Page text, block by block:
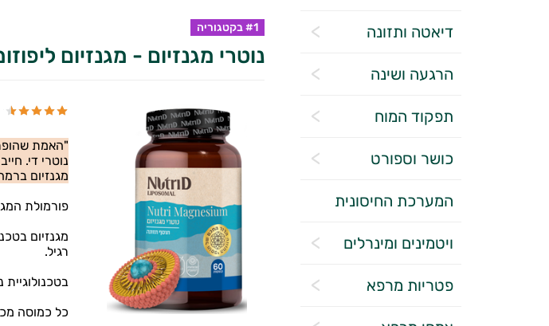
דיאטה ותזונה
הרגעה ושינה
תפקוד המוח
כושר וספורט
המערכת החיסונית
ויטמינים ומינרלים
פטריות מרפא
#1 בקטגוריה
נוטרי מגנזיום - מגנזיום
"האמת
נוטרי די.
מגנזיום
פורמולת
רגיל.
כל כמוסה